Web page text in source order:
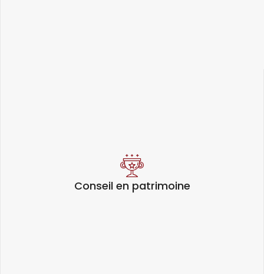
Conseil en patrimoine